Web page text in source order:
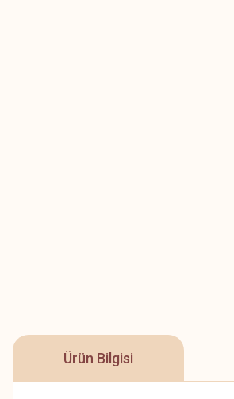
Ürün Bilgisi